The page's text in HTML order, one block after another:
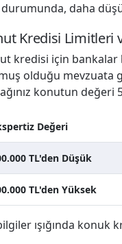
durumunda, daha
Kredisi Limitleri
kredisi için bankalar
olduğu mevzuata
konutun değeri
Değeri
TL'den Düşük
TL'den Yüksek
ışığında konuk